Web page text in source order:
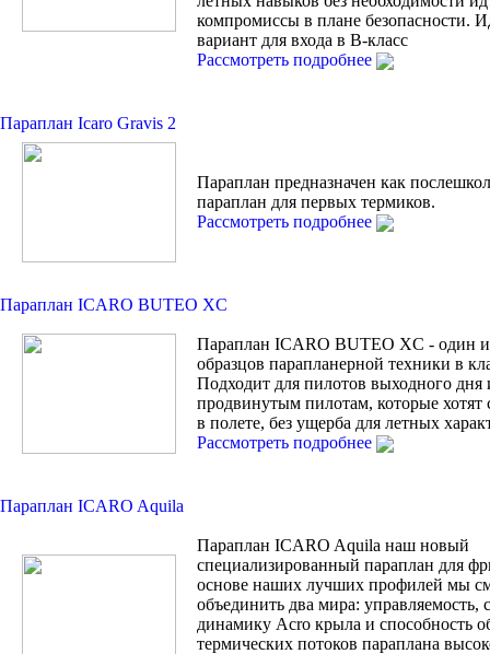
компромиссы в плане безопасности.
вариант для входа в В-класс
Рассмотреть подробнее
Параплан Icaro Gravis 2
Параплан предназначен как
параплан для первых термиков.
Рассмотреть подробнее
Параплан ICARO BUTEO XC
Параплан ICARO BUTEO XC - один
образцов парапланерной техники в
Подходит для пилотов выходного дня
продвинутым пилотам, которые хотят
в полете, без ущерба для летных
Рассмотреть подробнее
Параплан ICARO Aquila
Параплан ICARO Aquila наш новый
специализированный параплан для
основе наших лучших профилей мы
объединить два мира: управляемость,
динамику Acro крыла и способность
термических потоков параплана